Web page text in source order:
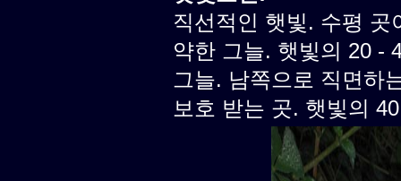
직선적인 햇빛. 수평
약한 그늘. 햇빛의 20 -
그늘. 남쪽으로 직면하
보호 받는 곳. 햇빛의